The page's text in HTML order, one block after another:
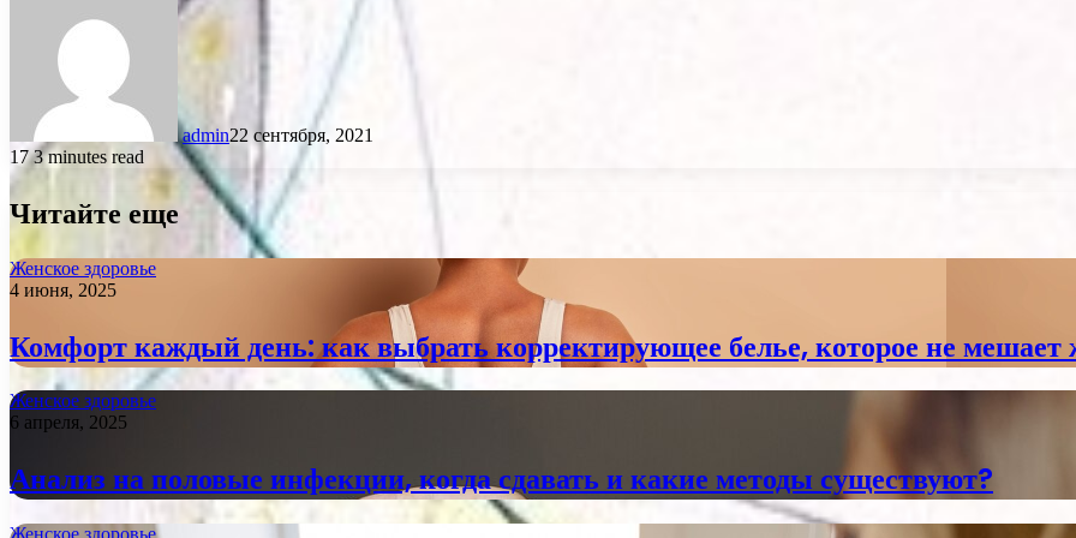
admin22 сентября, 2021
173 minutes read
Читайте еще
Женское здоровье
4 июня, 2025
Комфорт каждый день: как выбрать корректирующее белье, которое не мешает
Женское здоровье
6 апреля, 2025
Анализ на половые инфекции, когда сдавать и какие методы существуют?